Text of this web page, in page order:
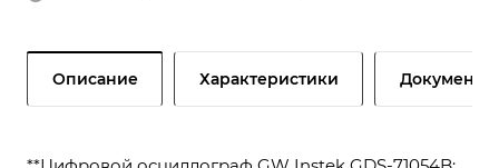
Описание Характеристики Документы